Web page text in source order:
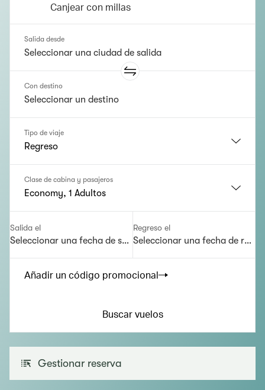
Canjear con millas
Salida desde
Con destino
Tipo de viaje
Regreso
Clase de cabina y pasajeros
Economy, 1 Adultos
Salida el
Seleccionar una fecha de salida
Regreso el
Seleccionar una fecha de
Añadir un código promocional
Buscar vuelos
Gestionar reserva